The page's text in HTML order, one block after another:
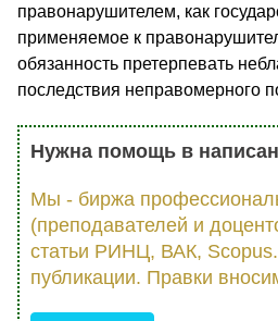
правонарушителем, как
применяемое к
обязанность претерпевать
последствия неправомерного
Нужна помощь в
Мы - биржа
(преподавателей и
статьи РИНЦ, ВАК,
публикации. Правки